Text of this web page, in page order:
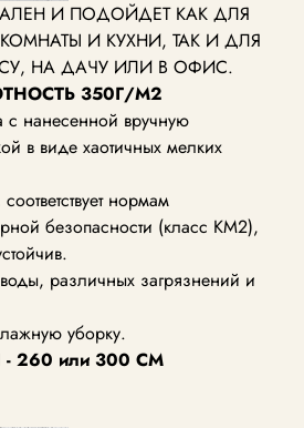
И ПОДОЙДЕТ КАК ДЛЯ
И КУХНИ, ТАК И ДЛЯ
НА ДАЧУ ИЛИ В ОФИС.
350Г/М2
нанесенной вручную
в виде хаотичных мелких
нормам
безопасности (класс KM2),
различных загрязнений и
уборку.
или 300 СМ